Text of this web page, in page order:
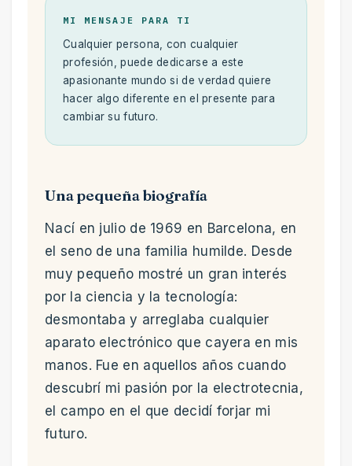
MI MENSAJE PARA TI
Cualquier persona, con cualquier
profesión, puede dedicarse a este
apasionante mundo si de verdad quiere
hacer algo diferente en el presente para
cambiar su futuro.
Una pequeña biografía
Nací en julio de 1969 en Barcelona, en
el seno de una familia humilde. Desde
muy pequeño mostré un gran interés
por la ciencia y la tecnología:
desmontaba y arreglaba cualquier
aparato electrónico que cayera en mis
manos. Fue en aquellos años cuando
descubrí mi pasión por la electrotecnia,
el campo en el que decidí forjar mi
futuro.